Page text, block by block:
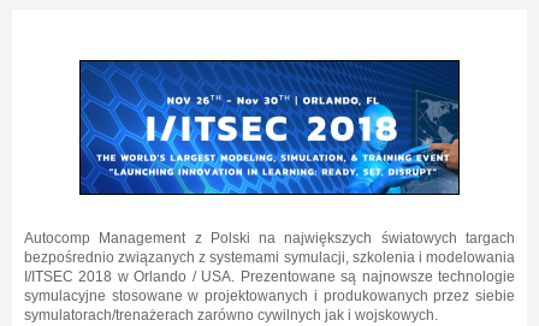
Autocomp Management z Polski na największych światowych targach
bezpośrednio związanych z systemami symulacji, szkolenia i modelowania
I/ITSEC 2018 w Orlando / USA. Prezentowane są najnowsze technologie
symulacyjne stosowane w projektowanych i produkowanych przez siebie
symulatorach/trenażerach zarówno cywilnych jak i wojskowych.